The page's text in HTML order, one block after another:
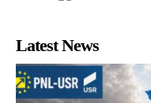
Latest News